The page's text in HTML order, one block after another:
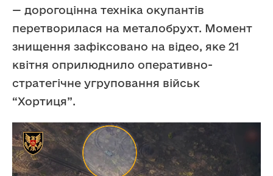
— дорогоцінна техніка окупантів
перетворилася на металобрухт. Момент
знищення зафіксовано на відео, яке 21
квітня оприлюднило оперативно-
стратегічне угруповання військ
“Хортиця”.